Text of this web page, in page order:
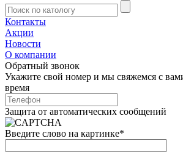
Контакты
Акции
Новости
О компании
Обратный звонок
Укажите свой номер и мы свяжемся с
время
Защита от автоматических сообщений
Введите слово на картинке*